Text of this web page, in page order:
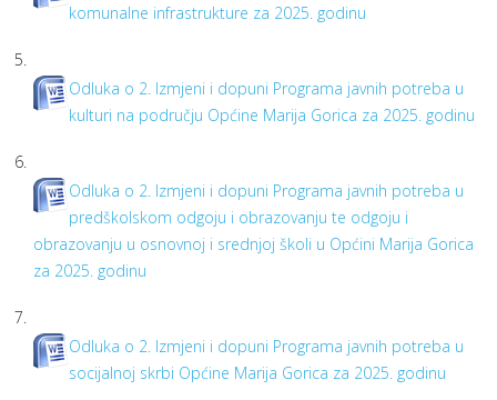
komunalne infrastrukture za 2025. godinu
5.
Odluka o 2. Izmjeni i dopuni Programa javnih potreba u
kulturi na području Općine Marija Gorica za 2025. godinu
6.
Odluka o 2. Izmjeni i dopuni Programa javnih potreba u
predškolskom odgoju i obrazovanju te odgoju i
obrazovanju u osnovnoj i srednjoj školi u Općini Marija Gorica
za 2025. godinu
7.
Odluka o 2. Izmjeni i dopuni Programa javnih potreba u
socijalnoj skrbi Općine Marija Gorica za 2025. godinu